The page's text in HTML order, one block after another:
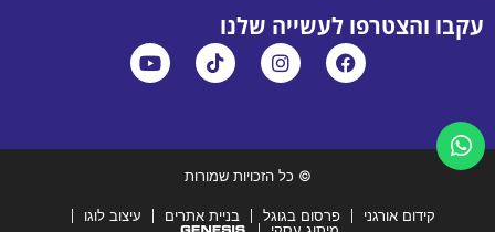
עקבו והצטרפו לעשייה שלנו
© כל הזכויות שמורות
קידום אורגני פרסום בגוגל בניית אתרים
עיצוב לוגו